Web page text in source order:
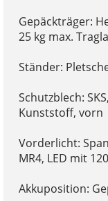
Gepäckträger:
25 kg max.
Ständer:
Schutzblech:
Kunststoff, vorn
Vorderlicht:
MR4, LED mit
Akkuposition: